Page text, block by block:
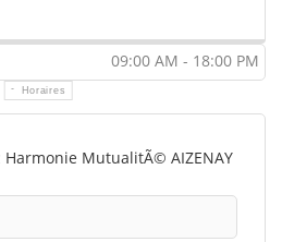
09:00 AM - 18:00 PM
Horaires
Harmonie MutualitÃ© AIZENAY